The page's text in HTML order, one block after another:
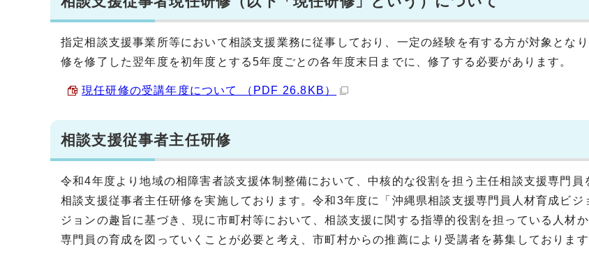
指定相談支援事業所等において相談支援業務に従事しており、一定の経験を有する方が対象とな
修を修了した翌年度を初年度とする5年度ごとの各年度末日までに、修了する必要があります。
現任研修の受講年度について （PDF 26.8KB）
相談支援従事者主任研修
令和4年度より地域の相障害者談支援体制整備において、中核的な役割を担う主任相談支援専門員
相談支援従事者主任研修を実施しております。令和3年度に「沖縄県相談支援専門員人材育成ビジ
ジョンの趣旨に基づき、現に市町村等において、相談支援に関する指導的役割を担っている人材
専門員の育成を図っていくことが必要と考え、市町村からの推薦により受講者を募集しております